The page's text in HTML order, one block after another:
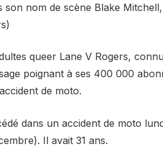
nom de scène Blake
queer Lane V Rogers,
poignant à ses 400 000
de moto.
dans un accident de moto
Il avait 31 ans.